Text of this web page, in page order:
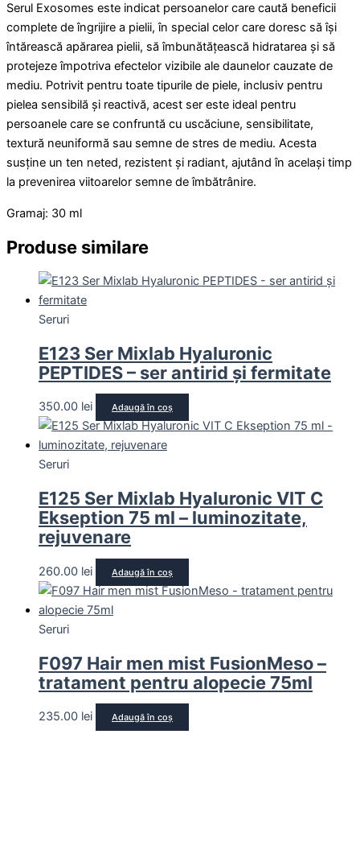
Serul Exosomes este indicat persoanelor care caută beneficii
complete de îngrijire a pielii, în special celor care doresc să își
întărească apărarea pielii, să îmbunătățească hidratarea și să
protejeze împotriva efectelor vizibile ale daunelor cauzate de
mediu. Potrivit pentru toate tipurile de piele, inclusiv pentru
pielea sensibilă și reactivă, acest ser este ideal pentru
persoanele care se confruntă cu uscăciune, sensibilitate,
textură neuniformă sau semne de stres de mediu. Acesta
susține un ten neted, rezistent și radiant, ajutând în același timp
la prevenirea viitoarelor semne de îmbătrânire.
Gramaj: 30 ml
Produse similare
Seruri
E123 Ser Mixlab Hyaluronic
PEPTIDES – ser antirid și fermitate
350.00 lei Adaugă în coș
Seruri
E125 Ser Mixlab Hyaluronic VIT C
Ekseption 75 ml – luminozitate,
rejuvenare
260.00 lei Adaugă în coș
Seruri
F097 Hair men mist FusionMeso –
tratament pentru alopecie 75ml
235.00 lei Adaugă în coș